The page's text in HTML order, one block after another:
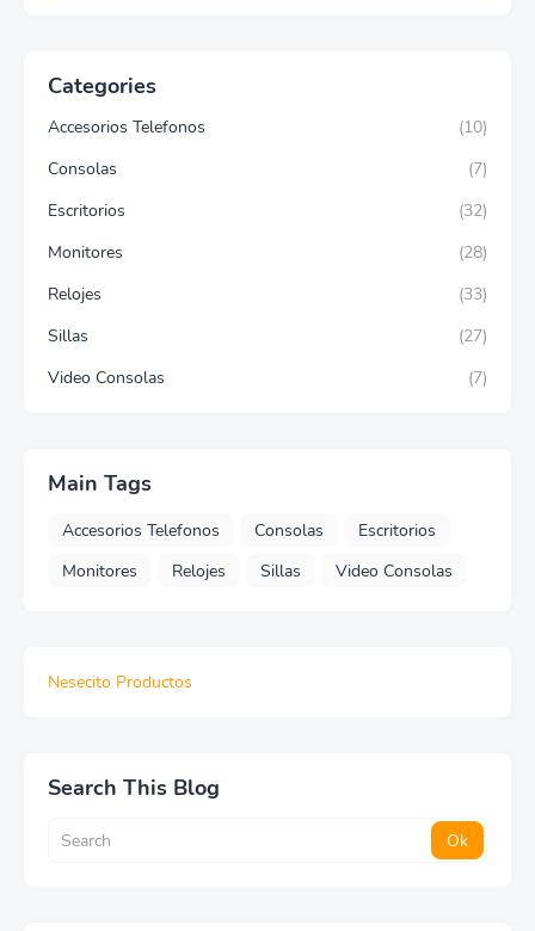
Categories
Accesorios Telefonos
(10)
Consolas
(7)
Escritorios
(32)
Monitores
(28)
Relojes
(33)
Sillas
(27)
Video Consolas
(7)
Main Tags
Accesorios Telefonos Consolas
Escritorios
Monitores
Relojes Sillas Video Consolas
Nesecito Productos
Search This Blog